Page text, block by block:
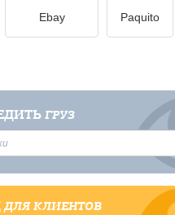
Ebay Paquito
ГРУЗ
ДЛЯ КЛИЕНТОВ